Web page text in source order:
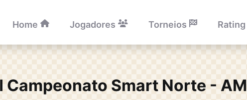
Home Jogadores Torneios Rating
Campeonato Smart Norte - AM